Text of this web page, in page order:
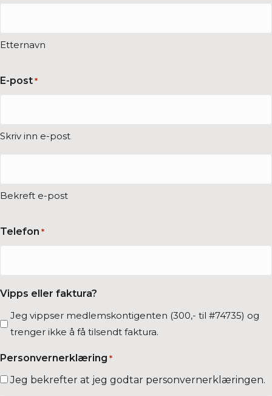
Etternavn
E-post *
Skriv inn e-post
Bekreft e-post
Telefon *
Vipps eller faktura?
Jeg vippser medlemskontigenten (300,- til #74735) og
trenger ikke å få tilsendt faktura.
Personvernerklæring *
Jeg bekrefter at jeg godtar personvernerklæringen.